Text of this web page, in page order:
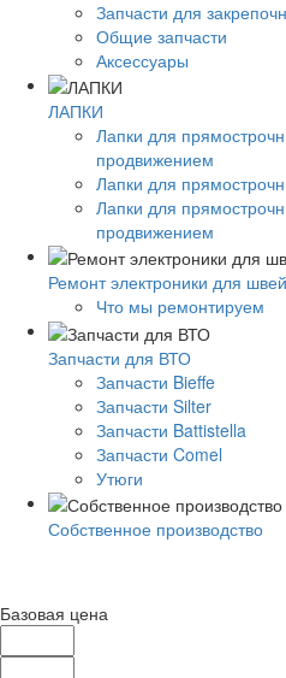
Запчасти для
Общие запчасти
Аксессуары
ЛАПКИ
Лапки для
продвижением
Лапки для
Лапки для
продвижением
Ремонт электроники для
Что мы ремонтируем
Запчасти для ВТО
Запчасти Bieffe
Запчасти Silter
Запчасти Battistella
Запчасти Comel
Утюги
Собственное производство
Базовая цена